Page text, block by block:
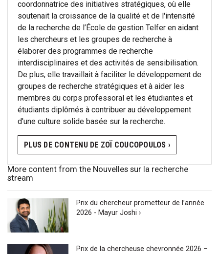
coordonnatrice des initiatives stratégiques, où elle
soutenait la croissance de la qualité et de l'intensité
de la recherche de l’École de gestion Telfer en aidant
les chercheurs et les groupes de recherche à
élaborer des programmes de recherche
interdisciplinaires et des activités de sensibilisation.
De plus, elle travaillait à faciliter le développement de
groupes de recherche stratégiques et à aider les
membres du corps professoral et les étudiantes et
étudiants diplômés à contribuer au développement
d'une culture solide basée sur la recherche.
PLUS DE CONTENU DE ZOÏ COUCOPOULOS ›
More content from the Nouvelles sur la recherche
stream
Prix du chercheur prometteur de l’année
2026 - Mayur Joshi ›
Prix de la chercheuse chevronnée 2026 –